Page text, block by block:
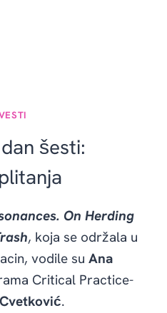
šesti:
On Herding
, koja se održala u
vodile su Ana
Critical Practice-
.